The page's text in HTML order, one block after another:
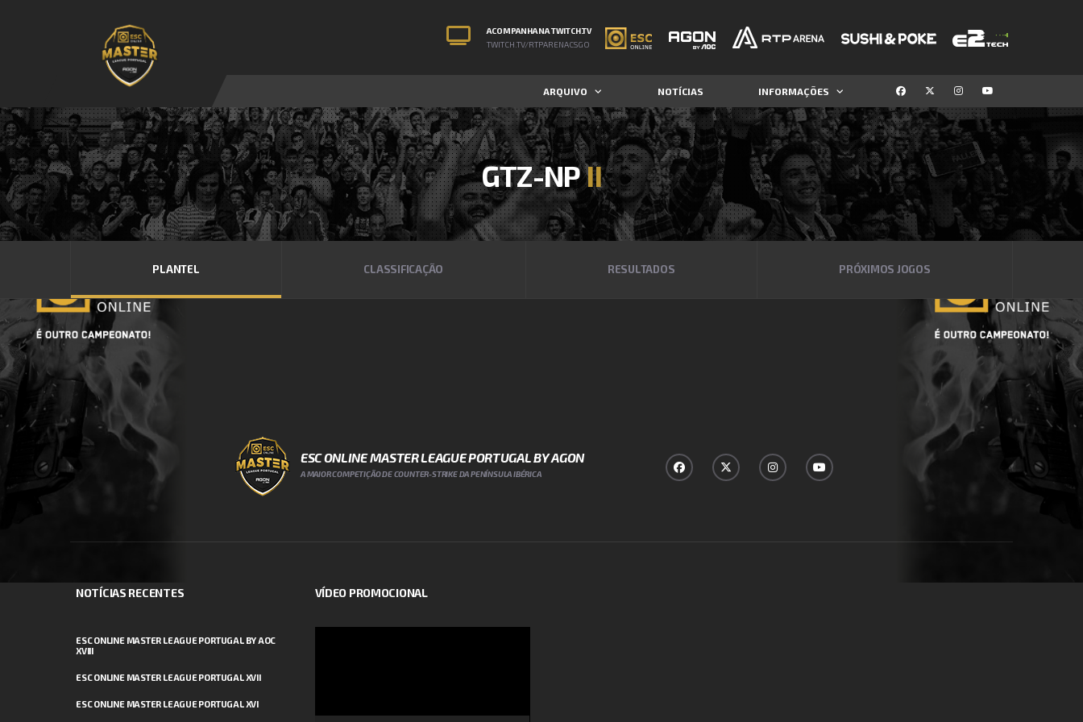
ACOMPANHA NA TWITCH.TV
TWITCH.TV/RTPARENACSGO
ARQUIVO NOTÍCIAS INFORMAÇÕES
GTZ-NPII
PLANTEL CLASSIFICAÇÃO RESULTADOS PRÓXIMOS JOGOS
ESC ONLINE MASTER LEAGUE PORTUGAL BY AGON
A MAIOR COMPETIÇÃO DE COUNTER-STRIKE DA PENÍNSULA IBÉRICA
NOTÍCIAS RECENTES
ESC ONLINE MASTER LEAGUE PORTUGAL BY AOC
XVIII
ESC ONLINE MASTER LEAGUE PORTUGAL XVII
ESC ONLINE MASTER LEAGUE PORTUGAL XVI
VÍDEO PROMOCIONAL